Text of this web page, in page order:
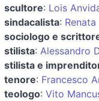
scultore: Lois
sindacalista:
sociologo e
stilista: Alessandro
stilista e
tenore: Francesco
teologo: Vito